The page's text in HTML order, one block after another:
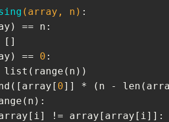
(array, n) :
== n:
[]
== 0 :
list(range(n))
0]] * (n -
!= array[array[i]]: